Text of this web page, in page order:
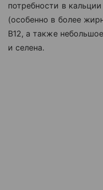
потребности в
(особенно в более
B12, а также
и селена.